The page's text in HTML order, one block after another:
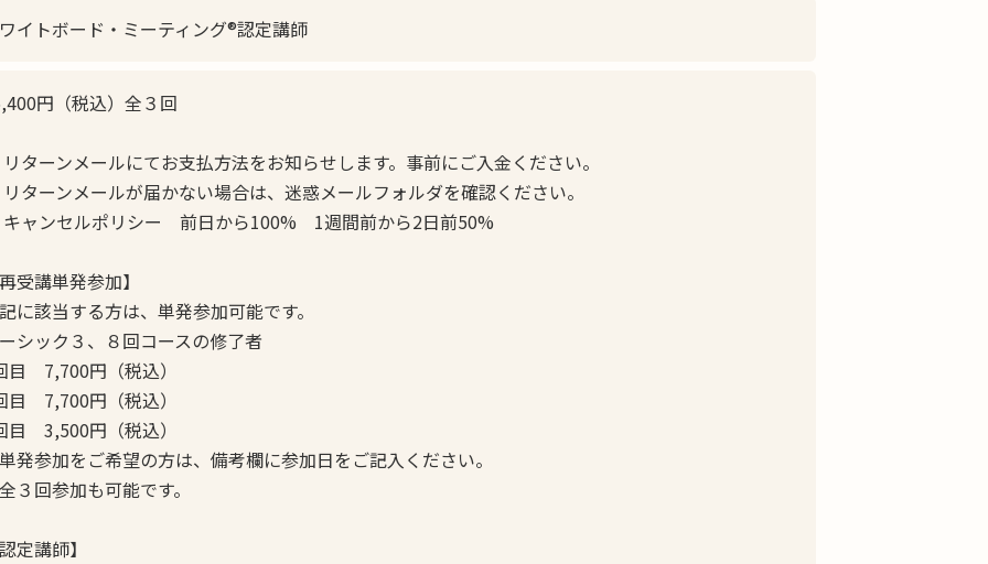
イトボード・ミーティング®認定講師
円（税込）全３回
ターンメールにてお支払方法をお知らせします。事前にご入金ください。
ターンメールが届かない場合は、迷惑メールフォルダを確認ください。
ャンセルポリシー 前日から100% 1週間前から2日前50%
受講単発参加】
に該当する方は、単発参加可能です。
シック３、８回コースの修了者
目 7,700円（税込）
目 7,700円（税込）
目 3,500円（税込）
発参加をご希望の方は、備考欄に参加日をご記入ください。
３回参加も可能です。
定講師】